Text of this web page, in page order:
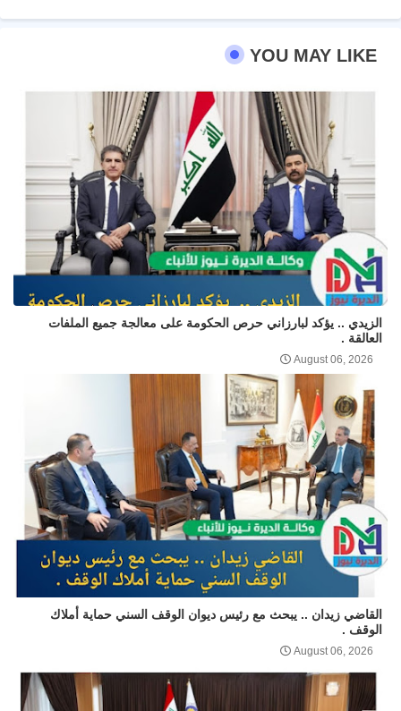
YOU MAY LIKE
الزيدي .. يؤكد لبارزاني حرص الحكومة على معالجة جميع الملفات
العالقة .
August 06, 2026
القاضي زيدان .. يبحث مع رئيس ديوان الوقف السني حماية أملاك
الوقف .
August 06, 2026